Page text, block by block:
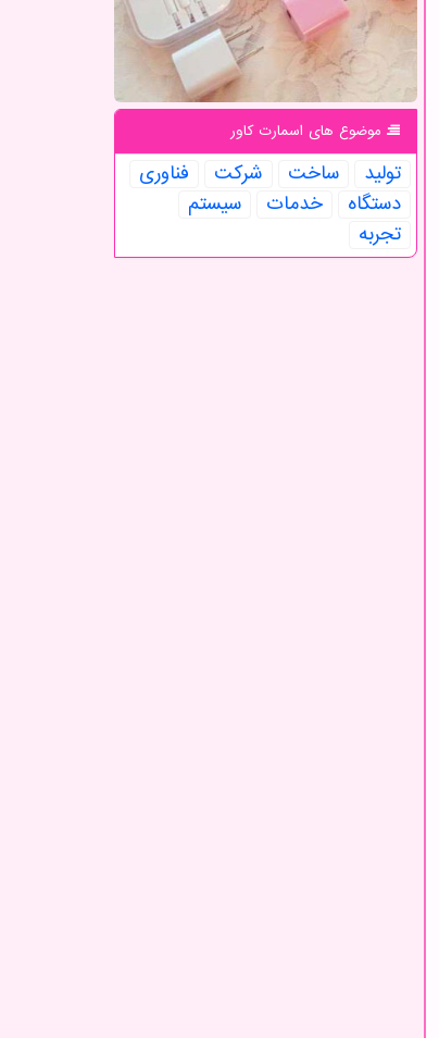
موضوع های اسمارت كاور
تولید ساخت شركت
فناوری
دستگاه
خدمات
سیستم
تجربه